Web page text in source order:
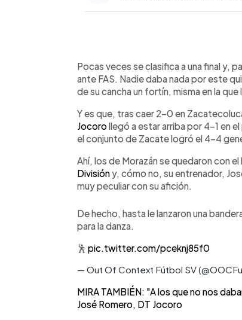
Escuchar artículo
Pocas veces se clasifica a una final y,
ante FAS. Nadie daba nada por este
de su cancha un fortín, misma en la
Y es que, tras caer 2-0 en
Jocorollegó a estar arriba por 4-1 en
el conjunto de Zacate logró el 4-4
Ahí, los de Morazán se quedaron con
División y, cómo no, su entrenador,
muy peculiar con su afición.
De hecho, hasta le lanzaron una
para la danza.
🕺 pic.twitter.com/pceknj85f0
— Out Of Context Fútbol SV
MIRA TAMBIÉN: "A los que no nos
José Romero, DT Jocoro